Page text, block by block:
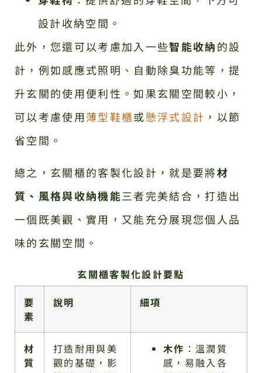
設計收納空間。
此外，您還可以考慮加入一些智能收納的設
計，例如感應式照明、自動除臭功能等，提
升玄關的使用便利性。如果玄關空間較小，
可以考慮使用薄型鞋櫃或懸浮式設計 ，以節
省空間。
總之，玄關櫃的客製化設計，就是要將材
質、風格與收納機能三者完美結合，打造出
一個既美觀、實用，又能充分展現您個人品
味的玄關空間。
玄關櫃客製化設計要點
要
素
說明 細項
材
質
打造耐用與美
觀的基礎，影
木作 ：溫潤質
感，易融入各